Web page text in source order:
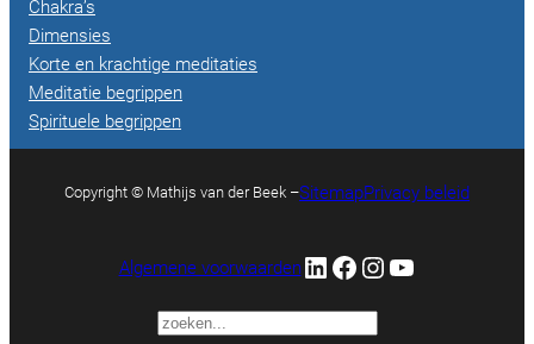
Chakra’s
Dimensies
Korte en krachtige meditaties
Meditatie begrippen
Spirituele begrippen
Copyright © Mathijs van der Beek –SitemapPrivacy beleid
Algemene voorwaardenLinkedIn
Facebook
Instagram
YouTube
Zoek